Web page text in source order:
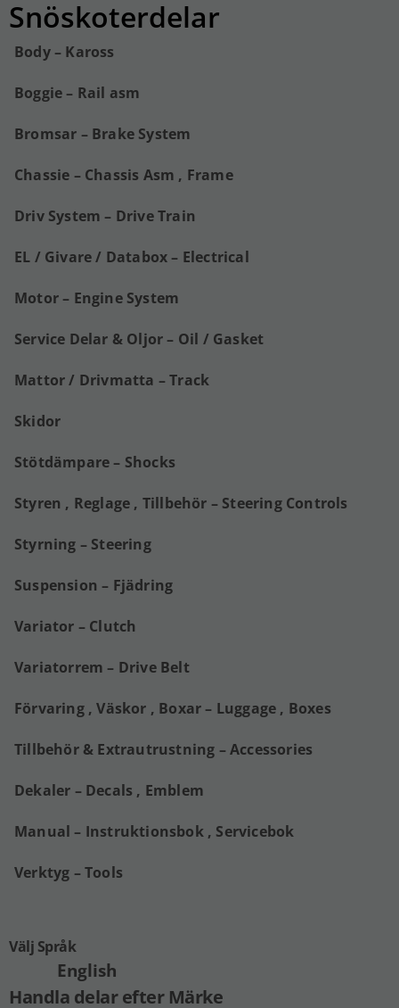
Snöskoterdelar
Body – Kaross
Boggie – Rail asm
Bromsar – Brake System
Chassie – Chassis Asm , Frame
Driv System – Drive Train
EL / Givare / Databox – Electrical
Motor – Engine System
Service Delar & Oljor – Oil / Gasket
Mattor / Drivmatta – Track
Skidor
Stötdämpare – Shocks
Styren , Reglage , Tillbehör – Steering Controls
Styrning – Steering
Suspension – Fjädring
Variator – Clutch
Variatorrem – Drive Belt
Förvaring , Väskor , Boxar – Luggage , Boxes
Tillbehör & Extrautrustning – Accessories
Dekaler – Decals , Emblem
Manual – Instruktionsbok , Servicebok
Verktyg – Tools
Välj Språk
English
Handla delar efter Märke